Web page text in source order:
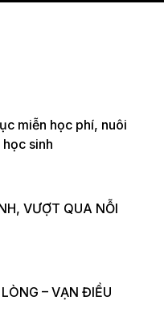
miễn học phí, nuôi
sinh
VƯỢT QUA NỖI
– VẠN ĐIỀU